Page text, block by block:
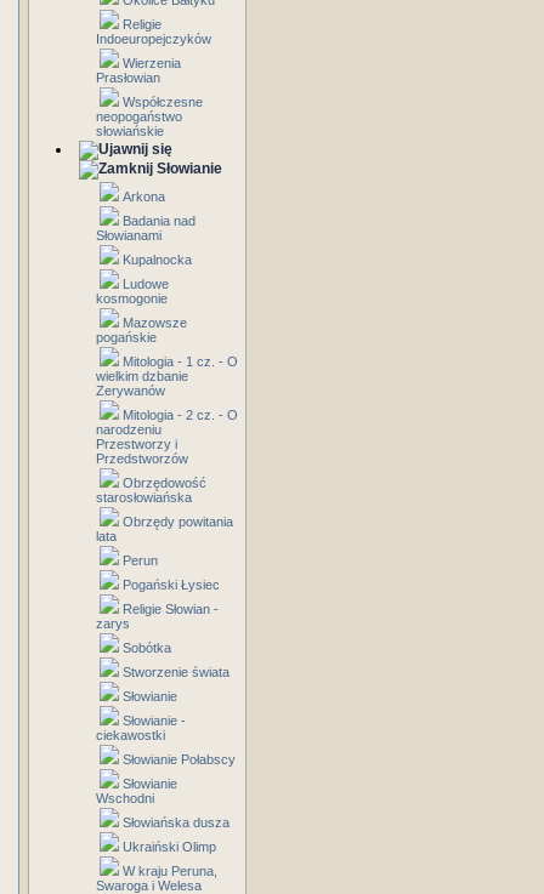
Religie
Indoeuropejczyków
Wierzenia
Prasłowian
Współczesne
neopogaństwo
słowiańskie
Słowianie
Arkona
Badania nad
Słowianami
Kupalnocka
Ludowe
kosmogonie
Mazowsze
pogańskie
Mitologia - 1 cz. - O
wielkim dzbanie
Zerywanów
Mitologia - 2 cz. - O
narodzeniu
Przestworzy i
Przedstworzów
Obrzędowość
starosłowiańska
Obrzędy powitania
lata
Perun
Pogański Łysiec
Religie Słowian -
zarys
Sobótka
Stworzenie świata
Słowianie
Słowianie -
ciekawostki
Słowianie Połabscy
Słowianie
Wschodni
Słowiańska dusza
Ukraiński Olimp
W kraju Peruna,
Swaroga i Welesa